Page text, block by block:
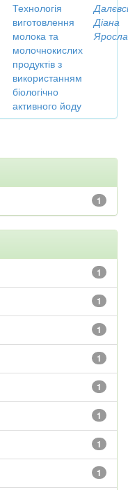
Технологія
виготовлення
молока та
молочнокислих
продуктів з
використанням
біологічно
активного йоду
Діана
1
1
1
1
1
1
1
1
1